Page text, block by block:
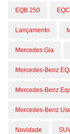
EQB 250 EQC
Lançamento
Mercedes Gla
Mercedes-Benz
Mercedes-Benz
Mercedes-Benz
Novidade